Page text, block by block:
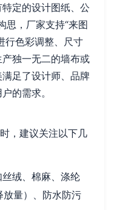
定的设计图纸、公
思，厂家支持“来图
行色彩调整、尺寸
独一无二的墙布或
足了设计师、品牌
的需求。
，建议关注以下几
丝绒、棉麻、涤纶
放量）、防水防污